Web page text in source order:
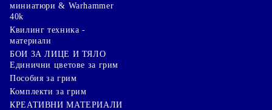
миниатюри & Warhammer
40k
Квилинг техника -
материали
БОИ ЗА ЛИЦЕ И ТЯЛО
Единични цветове за грим
Пособия за грим
Комплекти за грим
КРЕАТИВНИ МАТЕРИАЛИ